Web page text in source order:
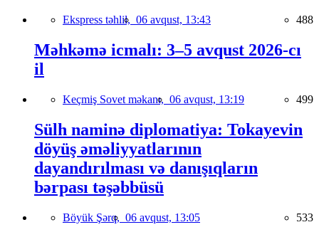
Ekspress təhlil, 06 avqust, 13:43 488
Məhkəmə icmalı: 3–5 avqust 2026-cı
il
Keçmiş Sovet məkanı, 06 avqust, 13:19 499
Sülh naminə diplomatiya: Tokayevin
döyüş əməliyyatlarının
dayandırılması və danışıqların
bərpası təşəbbüsü
Böyük Şərq, 06 avqust, 13:05 533